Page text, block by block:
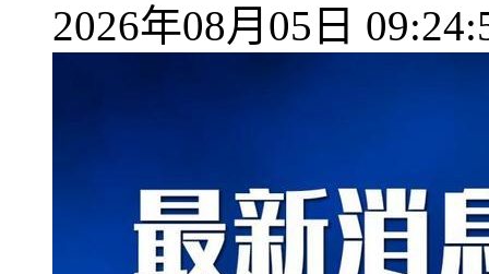
2026年08月05日